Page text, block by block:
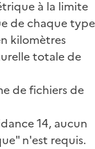
à la limite
de chaque type
kilomètres
totale de
de fichiers de
14, aucun
n'est requis.